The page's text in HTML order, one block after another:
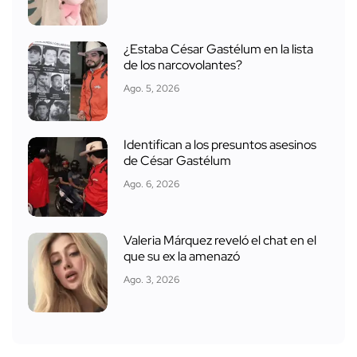
¿Estaba César Gastélum en la lista
de los narcovolantes?
Ago. 5, 2026
Identifican a los presuntos asesinos
de César Gastélum
Ago. 6, 2026
Valeria Márquez reveló el chat en el
que su ex la amenazó
Ago. 3, 2026